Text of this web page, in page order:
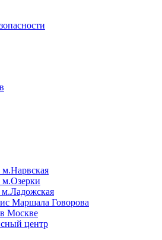
Маршала Говорова
Москве
центр